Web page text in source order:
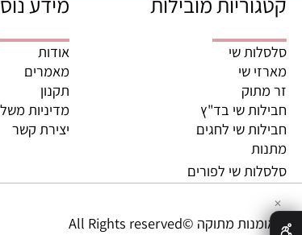
מובילות
שי
שי
שי בד"ץ
שי לחגים
שי לפורים
מידע נוסף
מאמרים
יצירת קשר